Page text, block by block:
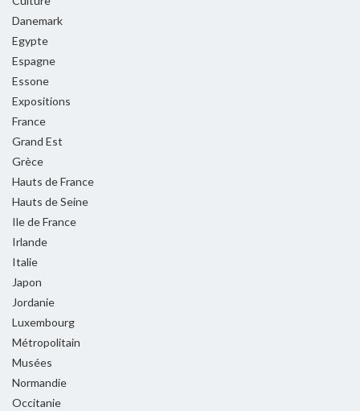
Danemark
Egypte
Espagne
Essone
Expositions
France
Grand Est
Grèce
Hauts de France
Hauts de Seine
Ile de France
Irlande
Italie
Japon
Jordanie
Luxembourg
Métropolitain
Musées
Normandie
Occitanie